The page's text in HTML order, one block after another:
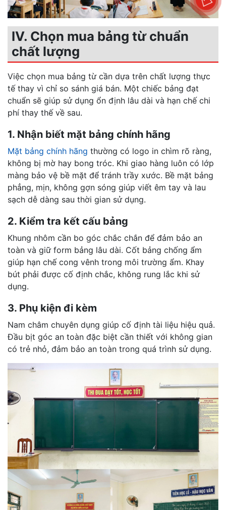
IV. Chọn mua bảng từ chuẩn
chất lượng
Việc chọn mua bảng từ cần dựa trên chất lượng thực
tế thay vì chỉ so sánh giá bán. Một chiếc bảng đạt
chuẩn sẽ giúp sử dụng ổn định lâu dài và hạn chế chi
phí thay thế về sau.
1. Nhận biết mặt bảng chính hãng
Mặt bảng chính hãng thường có logo in chìm rõ ràng,
không bị mờ hay bong tróc. Khi giao hàng luôn có lớp
màng bảo vệ bề mặt để tránh trầy xước. Bề mặt bảng
phẳng, mịn, không gợn sóng giúp viết êm tay và lau
sạch dễ dàng sau thời gian sử dụng.
2. Kiểm tra kết cấu bảng
Khung nhôm cần bo góc chắc chắn để đảm bảo an
toàn và giữ form bảng lâu dài. Cốt bảng chống ẩm
giúp hạn chế cong vênh trong môi trường ẩm. Khay
bút phải được cố định chắc, không rung lắc khi sử
dụng.
3. Phụ kiện đi kèm
Nam châm chuyên dụng giúp cố định tài liệu hiệu quả.
Đầu bịt góc an toàn đặc biệt cần thiết với không gian
có trẻ nhỏ, đảm bảo an toàn trong quá trình sử dụng.